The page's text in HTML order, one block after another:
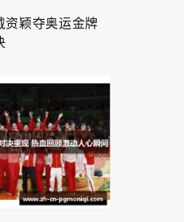
资颖夺奥运金牌